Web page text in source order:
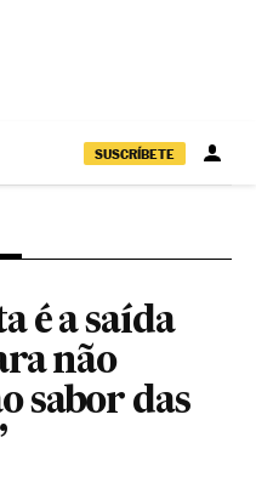
SUSCRÍBETE
é a saída
não
sabor das